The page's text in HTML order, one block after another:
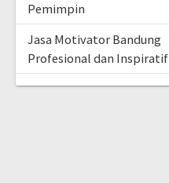
Pemimpin
Jasa Motivator Bandung
Profesional dan Inspiratif